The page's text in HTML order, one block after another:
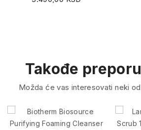
Takođe
Možda će vas interesovati neki